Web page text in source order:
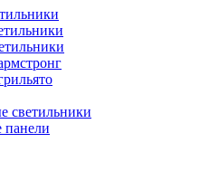
светильники
панели